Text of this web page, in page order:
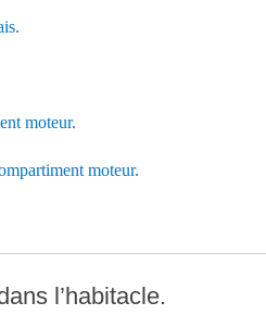
moteur.
moteur.
l’habitacle.